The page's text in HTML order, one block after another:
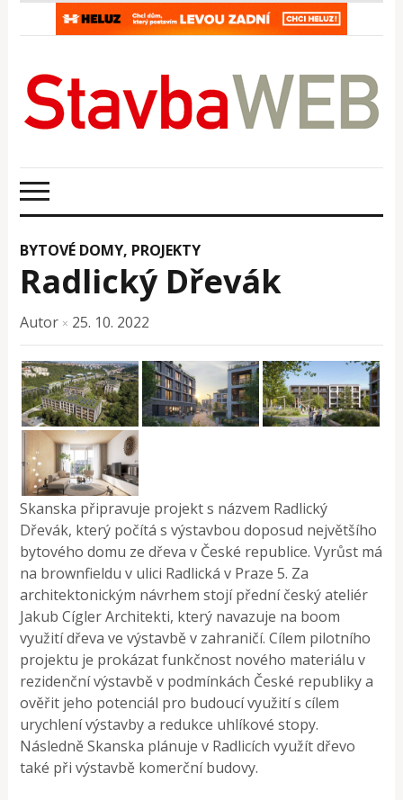
BYTOVÉ DOMY, PROJEKTY
Radlický Dřevák
Autor × 25. 10. 2022
Skanska připravuje projekt s názvem Radlický
Dřevák, který počítá s výstavbou doposud největšího
bytového domu ze dřeva v České republice. Vyrůst má
na brownfieldu v ulici Radlická v Praze 5. Za
architektonickým návrhem stojí přední český ateliér
Jakub Cígler Architekti, který navazuje na boom
využití dřeva ve výstavbě v zahraničí. Cílem pilotního
projektu je prokázat funkčnost nového materiálu v
rezidenční výstavbě v podmínkách České republiky a
ověřit jeho potenciál pro budoucí využití s cílem
urychlení výstavby a redukce uhlíkové stopy.
Následně Skanska plánuje v Radlicích využít dřevo
také při výstavbě komerční budovy.